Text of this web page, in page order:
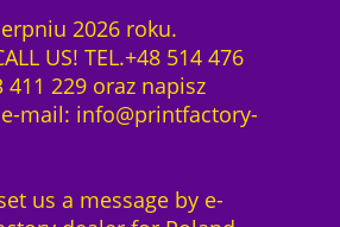
2026 roku.
US! TEL.+48 514 476
411 229 oraz napisz
mail: info@printfactory-
us a message by e-